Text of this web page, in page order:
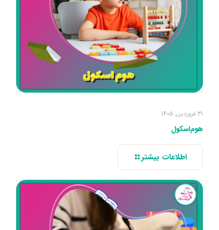
31 فروردین, 1405
هوم‌اسکول
اطلاعات بیشتر